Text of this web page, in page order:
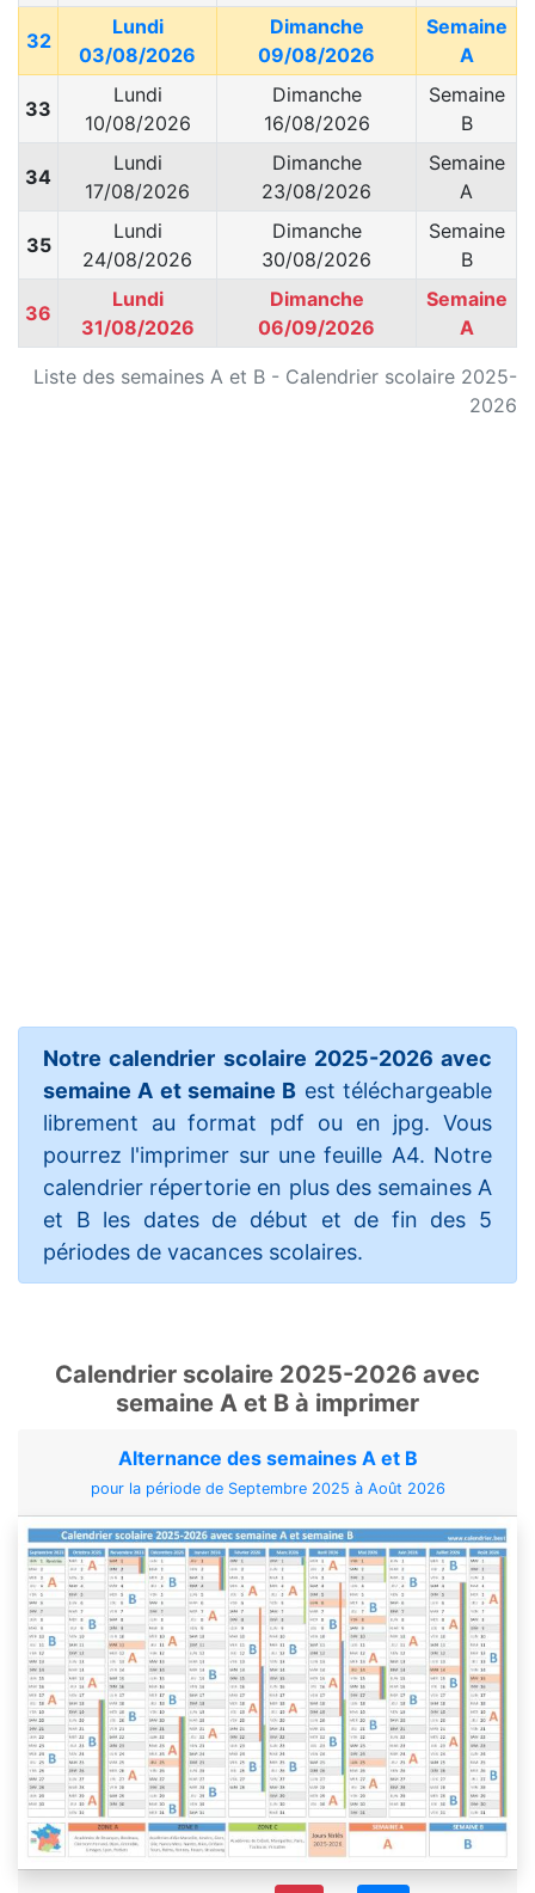
Liste des semaines A et B - Calendrier scolaire 2025-
2026
32
Lundi
03/08/2026
Dimanche
09/08/2026
Semaine
A
33
Lundi
10/08/2026
Dimanche
16/08/2026
Semaine
B
34
Lundi
17/08/2026
Dimanche
23/08/2026
Semaine
A
35
Lundi
24/08/2026
Dimanche
30/08/2026
Semaine
B
36
Lundi
31/08/2026
Dimanche
06/09/2026
Semaine
A
Notre calendrier scolaire 2025-2026 avec
semaine A et semaine B est téléchargeable
librement au format pdf ou en jpg. Vous
pourrez l'imprimer sur une feuille A4. Notre
calendrier répertorie en plus des semaines A
et B les dates de début et de fin des 5
périodes de vacances scolaires.
Calendrier scolaire 2025-2026 avec
semaine A et B à imprimer
Alternance des semaines A et B
pour la période de Septembre 2025 à Août 2026